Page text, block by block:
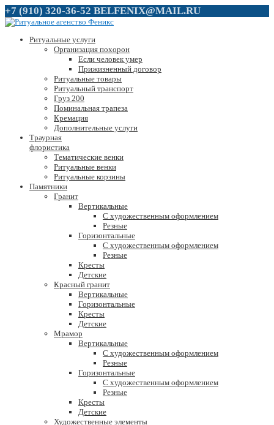
+7 (910) 320-36-52 BELFENIX@MAIL.RU
Ритуальные услуги
Организация похорон
Если человек умер
Прижизненный договор
Ритуальные товары
Ритуальный транспорт
Груз 200
Поминальная трапеза
Кремация
Дополнительные услуги
Траурная
флористика
Тематические венки
Ритуальные венки
Ритуальные корзины
Памятники
Гранит
Вертикальные
С художественным оформлением
Резные
Горизонтальные
С художественным оформлением
Резные
Кресты
Детские
Красный гранит
Вертикальные
Горизонтальные
Кресты
Детские
Мрамор
Вертикальные
С художественным оформлением
Резные
Горизонтальные
С художественным оформлением
Резные
Кресты
Детские
Художественные элементы